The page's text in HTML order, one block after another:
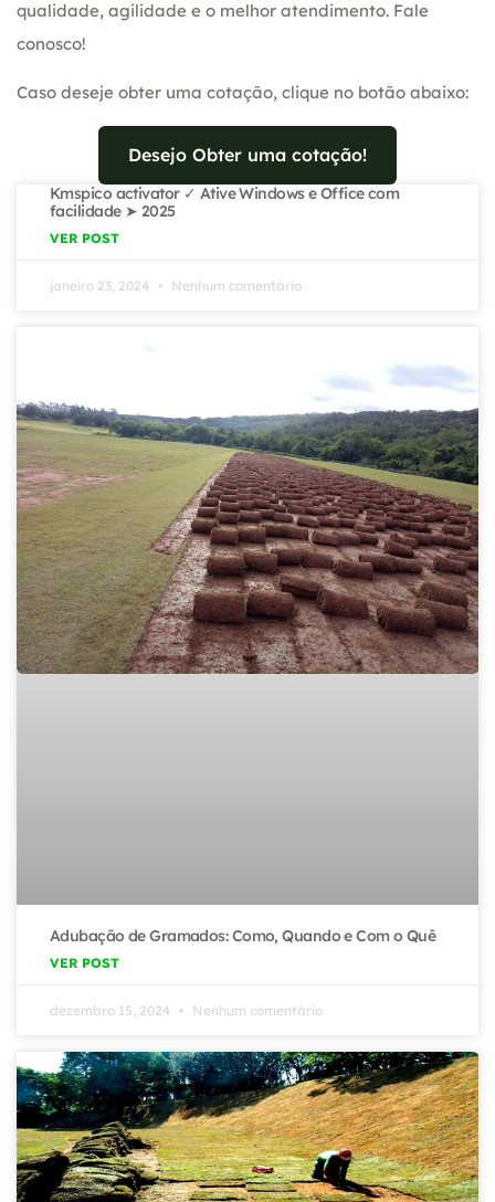
qualidade, agilidade e o melhor atendimento. Fale
conosco!
Caso deseje obter uma cotação, clique no botão abaixo:
Desejo Obter uma cotação!
Kmspico activator ✓ Ative Windows e Office com
facilidade ➤ 2025
VER POST
janeiro 23, 2024 Nenhum comentário
Adubação de Gramados: Como, Quando e Com o Quê
VER POST
dezembro 15, 2024 Nenhum comentário